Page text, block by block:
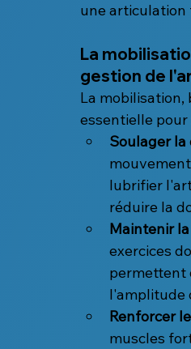
une articulation
La
gestion de
La mobilisation,
essentielle pour
Soulager la
lubrifier
réduire la
Maintenir
exercices
permettent
l'amplitude
Renforcer
muscles